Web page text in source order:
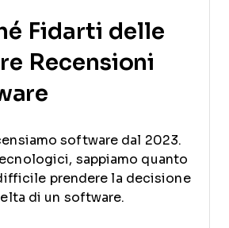
Fidarti delle
Recensioni
software dal 2023.
sappiamo quanto
prendere la decisione
di un software.